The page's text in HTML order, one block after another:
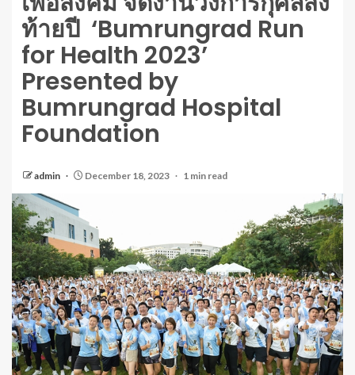
ท้ายปี ‘Bumrungrad Run
for Health 2023’
Presented by
Bumrungrad Hospital
Foundation
admin December 18, 2023 1 min read